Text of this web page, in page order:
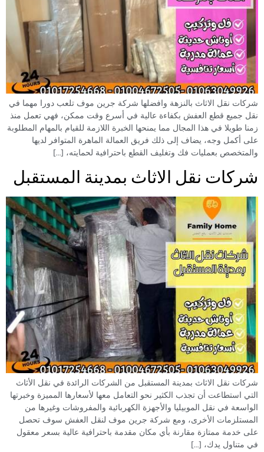
شركات نقل الاثاث بالنزهة وافضلها شركة جرين موف تلعب دورا مهما في
نقل جميع قطع العفش بكفاءة عالية في أسرع وقت ممكن، فهي تعمل منذ
زمنا طويلا في هذا المجال مما يمنحها الخبرة اللازمة للقيام بالمهام المطلوبة
على أكمل وجه، يضاف إلى ذلك فريق العمالة الماهرة المتوافر لديها
والمتخصص بعمليات فك وتغليف القطع باحترافية لحمايته، […]
شركات نقل الاثاث بمدينة المستقبل
شركات نقل الاثاث بمدينة المستقبل من الشركات الرائدة في نقل الأثاث
التي استطاعت أن تجذب الكثير نحو التعامل معها لأسعارها المميزة وخبرتها
الواسعة في نقل الموبيليا والأجهزة الكهربائية والمفروشات وغيرها من
المستلزمات الأخرى، ومع شركة جرين موف لنقل العفش سوف تحصل
على خدمة ممتازة مقارنة بأي مكان مقدمة باحترافية عالية بسعر معقول
في متناول يدك، […]